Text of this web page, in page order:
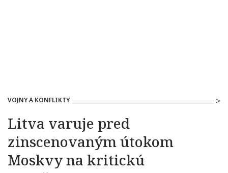
VOJNY A KONFLIKTY
Litva varuje pred
zinscenovaným útokom
Moskvy na kritickú